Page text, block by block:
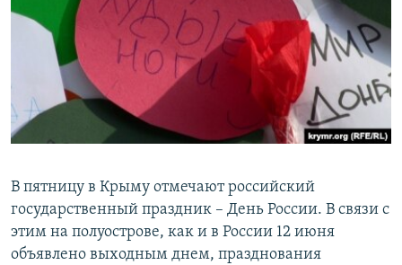
В пятницу в Крыму отмечают российский
государственный праздник – День России. В связи с
этим на полуострове, как и в России 12 июня
объявлено выходным днем, празднования